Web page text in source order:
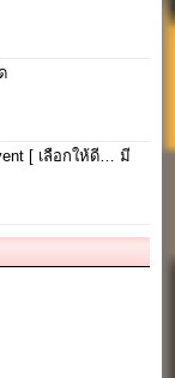
[ เลือกให้ดี… มี